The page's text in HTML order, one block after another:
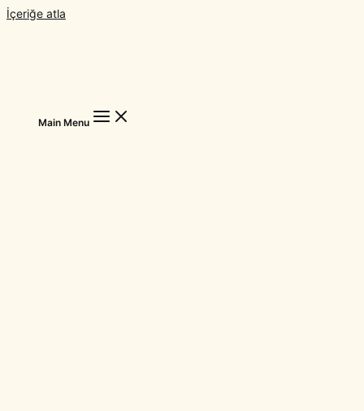
İçeriğe atla
Main Menu